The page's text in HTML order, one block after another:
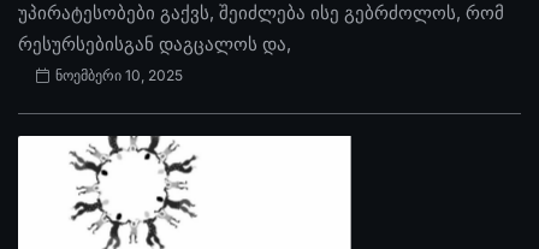
უპირატესობები გაქვს, შეიძლება ისე გებრძოლოს, რომ
რესურსებისგან დაგცალოს და,
ნოემბერი 10, 2025